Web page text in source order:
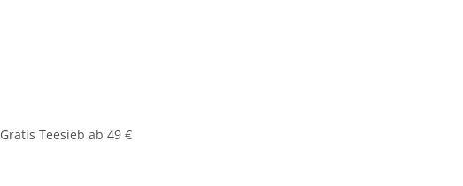
Gratis Teesieb ab 49 €